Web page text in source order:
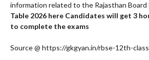
information related to the Rajasthan Board
Table 2026 here Candidates will get 3
to complete the exams
Source @ https://gkgyan.in/rbse-12th-